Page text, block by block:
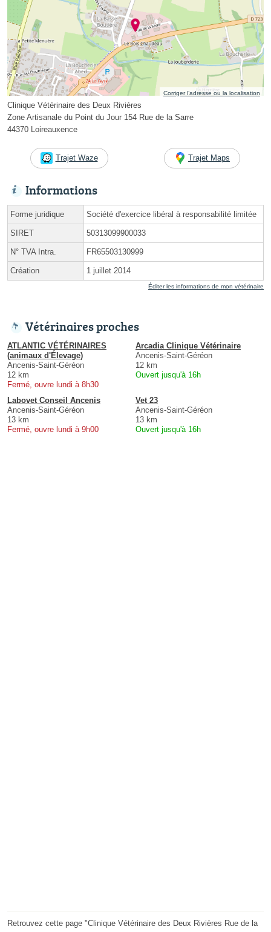
Corriger l’adresse ou la localisation
Clinique Vétérinaire des Deux Rivières
Zone Artisanale du Point du Jour 154 Rue de la Sarre
44370 Loireauxence
Trajet Waze Trajet Maps
Informations
Forme juridique Société d'exercice libéral à responsabilité limitée
SIRET 50313099900033
N° TVA Intra. FR65503130999
Création 1 juillet 2014
Éditer les informations de mon vétérinaire
Vétérinaires proches
ATLANTIC VÉTÉRINAIRES
(animaux d'Élevage)
Ancenis-Saint-Géréon
12 km
Fermé, ouvre lundi à 8h30
Arcadia Clinique Vétérinaire
Ancenis-Saint-Géréon
12 km
Ouvert jusqu'à 16h
Labovet Conseil Ancenis
Ancenis-Saint-Géréon
13 km
Fermé, ouvre lundi à 9h00
Vet 23
Ancenis-Saint-Géréon
13 km
Ouvert jusqu'à 16h
Retrouvez cette page "Clinique Vétérinaire des Deux Rivières Rue de la